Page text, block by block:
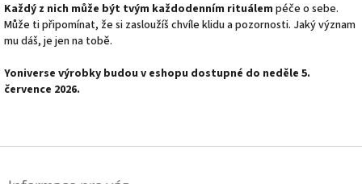
Každý z nich může být tvým každodenním rituálem péče o sebe.
Může ti připomínat, že si zasloužíš chvíle klidu a pozornosti. Jaký význam
mu dáš, je jen na tobě.
Yoniverse výrobky budou v eshopu dostupné do neděle 5.
července 2026.